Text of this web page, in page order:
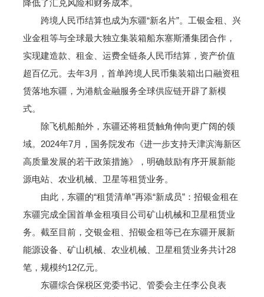
降低了汇兑风险和财务成本。
跨境人民币结算也成为东疆“新名片”。工银金租、兴
业金租等与全球最大独立集装箱船东塞斯潘集团合作，
实现建造款、租金、运费全链条人民币结算，资产价值
超百亿元。去年3月，首单跨境人民币集装箱出口融资租
赁落地东疆，为港航金融服务全球供应链开辟了新模
式。
除飞机船舶外，东疆还将租赁触角伸向更广阔的领
域。2024年7月，国务院发布《进一步支持天津滨海新区
高质量发展的若干政策措施》，明确鼓励有序开展新能
源电站、农业机械、卫星等租赁业务。
由此，东疆的“租赁清单”再添“新成员”：招银金租在
东疆完成全国首单金租项目公司矿山机械和卫星租赁业
务。截至目前，交银金租、招银金租等已在东疆开展新
能源设备、矿山机械、农业机械、卫星租赁业务共计28
笔，规模约12亿元。
东疆综合保税区党委书记、管委会主任李公良表